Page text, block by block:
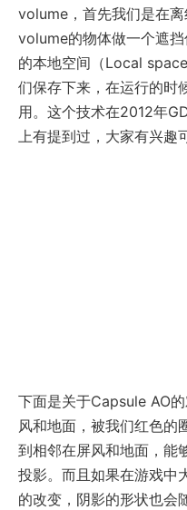
volume，首先我们是在
volume的物体做一个遮
的本地空间（Local
们保存下来，在运行的
用。这个技术在2012年
上有提到过，大家有兴趣
下面是关于Capsule AO
风和地面，被我们红色的
到相邻在屏风和地面，能
投影。而且如果在游戏中
的改变，阴影的形状也会